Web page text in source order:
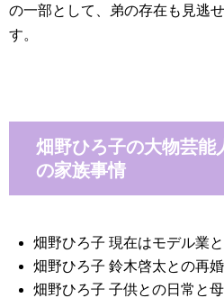
の一部として、弟の存在も見逃
す。
畑野ひろ子の大物芸能
の家族事情
畑野ひろ子 現在はモデル業
畑野ひろ子 鈴木啓太との再
畑野ひろ子 子供との日常と